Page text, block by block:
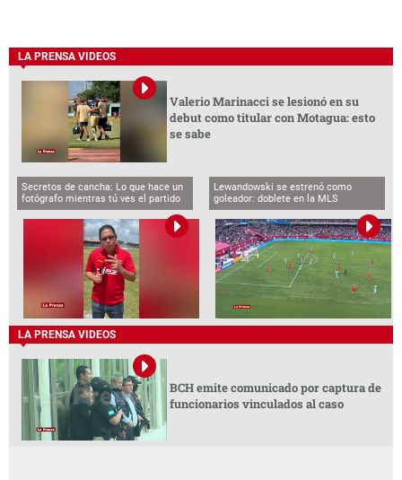
LA PRENSA VIDEOS
Valerio Marinacci se lesionó en su
debut como titular con Motagua: esto
se sabe
Secretos de cancha: Lo que hace un
fotógrafo mientras tú ves el partido
Lewandowski se estrenó como
goleador: doblete en la MLS
LA PRENSA VIDEOS
BCH emite comunicado por captura de
funcionarios vinculados al caso